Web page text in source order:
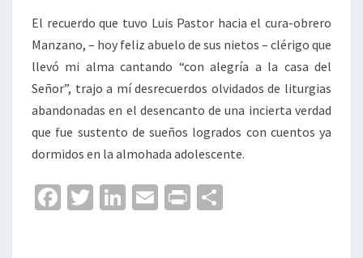
El recuerdo que tuvo Luis Pastor hacia el cura-obrero
Manzano, – hoy feliz abuelo de sus nietos – clérigo que
llevó mi alma cantando “con alegría a la casa del
Señor”, trajo a mí desrecuerdos olvidados de liturgias
abandonadas en el desencanto de una incierta verdad
que fue sustento de sueños logrados con cuentos ya
dormidos en la almohada adolescente.
Fa T
Li
E
Pr